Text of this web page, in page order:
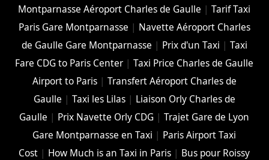
Montparnasse Aéroport Charles de Gaulle |Tarif Taxi
Paris Gare Montparnasse | Navette Aéroport Charles
de Gaulle Gare Montparnasse | Prix d'un Taxi | Taxi
Fare CDG to Paris Center |Taxi Price Charles de Gaulle
Airport to Paris| Transfert Aéroport Charles de
Gaulle | Taxi les Lilas| Liaison Orly Charles de
Gaulle | Prix Navette Orly CDG |Trajet Gare de Lyon
Gare Montparnasse en Taxi | Paris Airport Taxi
Cost | How Much is an Taxi in Paris | Bus pour Roissy